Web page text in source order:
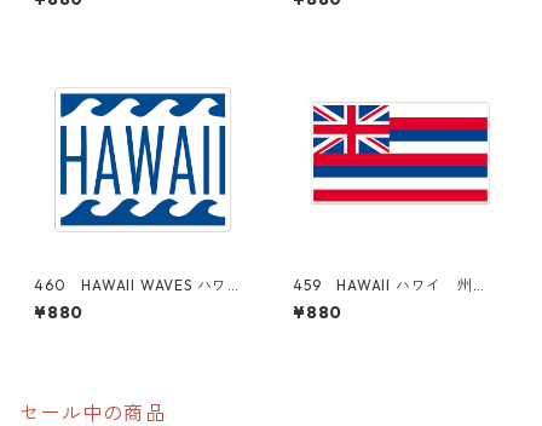
アメリカンステッカー スー
ィ "California Market Cent
460 HAWAII WAVES ハワイ
アロハ "California Market
Center" アメリカンステッカ
¥880
459 HAWAII ハワイ 州
旗 "California Market Cent
er" アメリカンステッカー
¥880
セール中の商品